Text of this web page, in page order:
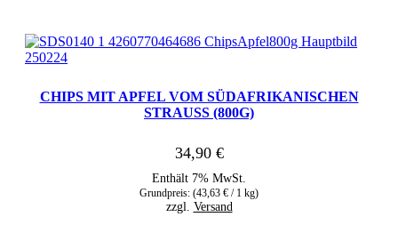
CHIPS MIT APFEL VOM SÜDAFRIKANISCHEN
STRAUSS (800G)
34,90 €
Enthält 7% MwSt.
Grundpreis: (43,63 € / 1 kg)
zzgl. Versand